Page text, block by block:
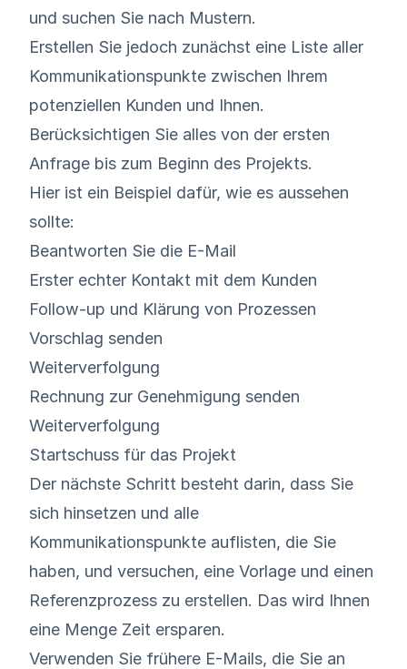
und suchen Sie nach Mustern.
Erstellen Sie jedoch zunächst eine Liste aller
Kommunikationspunkte zwischen Ihrem
potenziellen Kunden und Ihnen.
Berücksichtigen Sie alles von der ersten
Anfrage bis zum Beginn des Projekts.
Hier ist ein Beispiel dafür, wie es aussehen
sollte:
Beantworten Sie die E-Mail
Erster echter Kontakt mit dem Kunden
Follow-up und Klärung von Prozessen
Vorschlag senden
Weiterverfolgung
Rechnung zur Genehmigung senden
Weiterverfolgung
Startschuss für das Projekt
Der nächste Schritt besteht darin, dass Sie
sich hinsetzen und alle
Kommunikationspunkte auflisten, die Sie
haben, und versuchen, eine Vorlage und einen
Referenzprozess zu erstellen. Das wird Ihnen
eine Menge Zeit ersparen.
Verwenden Sie frühere E-Mails, die Sie an